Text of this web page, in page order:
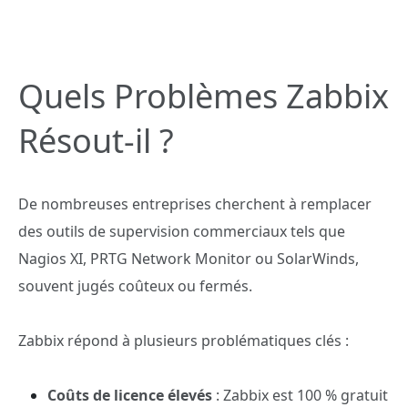
Quels Problèmes Zabbix
Résout-il ?
De nombreuses entreprises cherchent à remplacer
des outils de supervision commerciaux tels que
Nagios XI, PRTG Network Monitor ou SolarWinds,
souvent jugés coûteux ou fermés.
Zabbix répond à plusieurs problématiques clés :
Coûts de licence élevés : Zabbix est 100 % gratuit